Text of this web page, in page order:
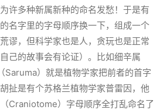
许多种新属新种的命名发愁！于是有
名字里的字母顺序换一下，组成一个
谬，但科学家也是人，贪玩也是正常
己的故事会有论证）。比如细辛属
Saruma）就是植物学家把前者的首字
扯是有个苏格兰植物学家普雷因，他
Craniotome）字母顺序全打乱命名了